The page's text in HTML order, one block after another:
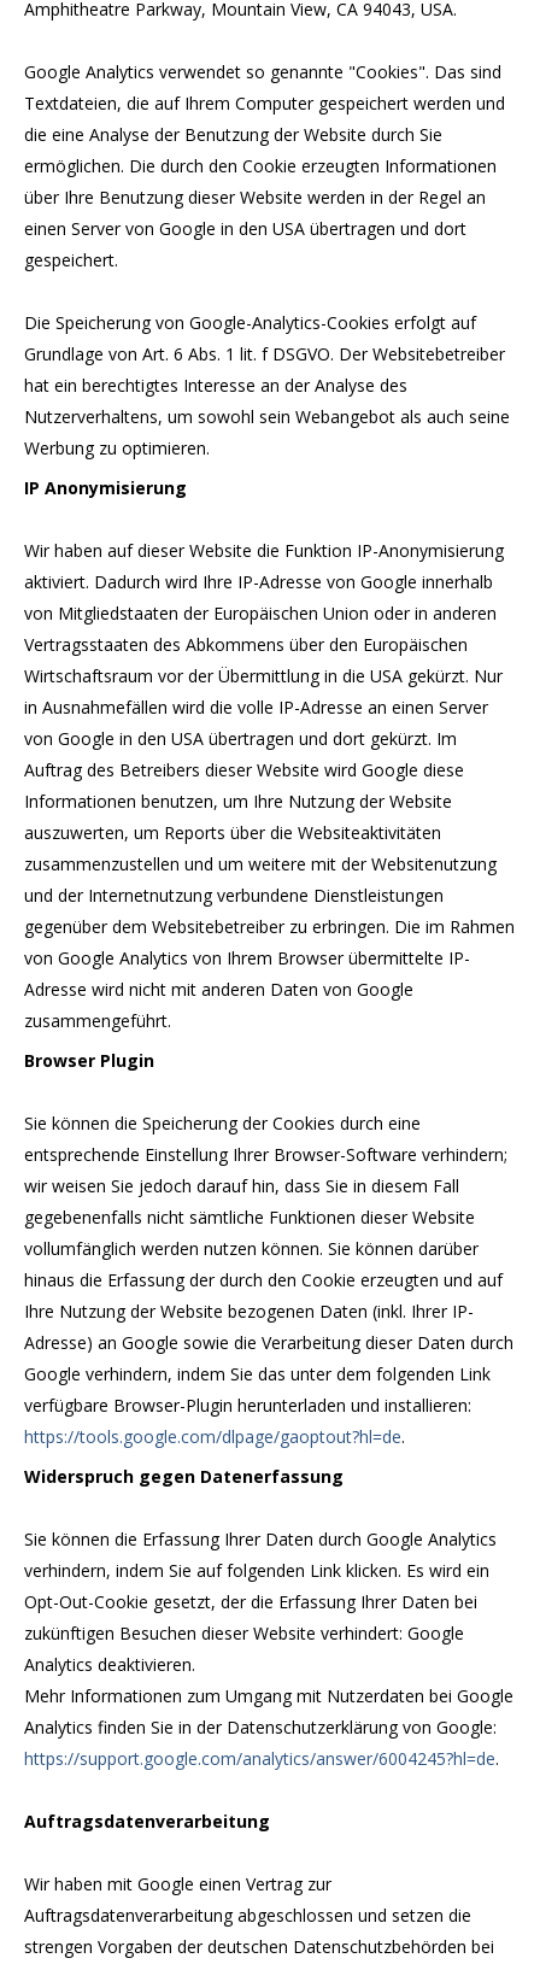
Amphitheatre Parkway, Mountain View, CA 94043, USA.
Google Analytics verwendet so genannte "Cookies". Das sind
Textdateien, die auf Ihrem Computer gespeichert werden und
die eine Analyse der Benutzung der Website durch Sie
ermöglichen. Die durch den Cookie erzeugten Informationen
über Ihre Benutzung dieser Website werden in der Regel an
einen Server von Google in den USA übertragen und dort
gespeichert.
Die Speicherung von Google-Analytics-Cookies erfolgt auf
Grundlage von Art. 6 Abs. 1 lit. f DSGVO. Der Websitebetreiber
hat ein berechtigtes Interesse an der Analyse des
Nutzerverhaltens, um sowohl sein Webangebot als auch seine
Werbung zu optimieren.
IP Anonymisierung
Wir haben auf dieser Website die Funktion IP-Anonymisierung
aktiviert. Dadurch wird Ihre IP-Adresse von Google innerhalb
von Mitgliedstaaten der Europäischen Union oder in anderen
Vertragsstaaten des Abkommens über den Europäischen
Wirtschaftsraum vor der Übermittlung in die USA gekürzt. Nur
in Ausnahmefällen wird die volle IP-Adresse an einen Server
von Google in den USA übertragen und dort gekürzt. Im
Auftrag des Betreibers dieser Website wird Google diese
Informationen benutzen, um Ihre Nutzung der Website
auszuwerten, um Reports über die Websiteaktivitäten
zusammenzustellen und um weitere mit der Websitenutzung
und der Internetnutzung verbundene Dienstleistungen
gegenüber dem Websitebetreiber zu erbringen. Die im Rahmen
von Google Analytics von Ihrem Browser übermittelte IP-
Adresse wird nicht mit anderen Daten von Google
zusammengeführt.
Browser Plugin
Sie können die Speicherung der Cookies durch eine
entsprechende Einstellung Ihrer Browser-Software verhindern;
wir weisen Sie jedoch darauf hin, dass Sie in diesem Fall
gegebenenfalls nicht sämtliche Funktionen dieser Website
vollumfänglich werden nutzen können. Sie können darüber
hinaus die Erfassung der durch den Cookie erzeugten und auf
Ihre Nutzung der Website bezogenen Daten (inkl. Ihrer IP-
Adresse) an Google sowie die Verarbeitung dieser Daten durch
Google verhindern, indem Sie das unter dem folgenden Link
verfügbare Browser-Plugin herunterladen und installieren:
https://tools.google.com/dlpage/gaoptout?hl=de.
Widerspruch gegen Datenerfassung
Sie können die Erfassung Ihrer Daten durch Google Analytics
verhindern, indem Sie auf folgenden Link klicken. Es wird ein
Opt-Out-Cookie gesetzt, der die Erfassung Ihrer Daten bei
zukünftigen Besuchen dieser Website verhindert: Google
Analytics deaktivieren.
Mehr Informationen zum Umgang mit Nutzerdaten bei Google
Analytics finden Sie in der Datenschutzerklärung von Google:
https://support.google.com/analytics/answer/6004245?hl=de.
Auftragsdatenverarbeitung
Wir haben mit Google einen Vertrag zur
Auftragsdatenverarbeitung abgeschlossen und setzen die
strengen Vorgaben der deutschen Datenschutzbehörden bei